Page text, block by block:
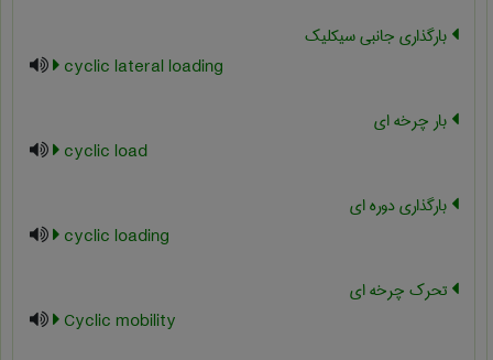
بارگذاری جانبی سیکلیک
cyclic lateral loading
بار چرخه ای
cyclic load
بارگذاری دوره ای
cyclic loading
تحرک چرخه ای
Cyclic mobility